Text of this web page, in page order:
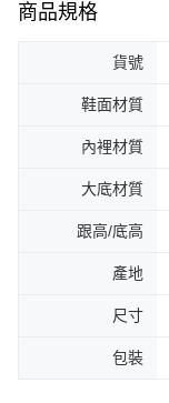
商品規格
貨號
鞋面材質
內裡材質
大底材質
跟高/底高
產地
尺寸
包裝